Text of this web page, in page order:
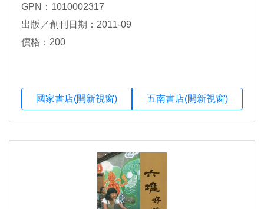
GPN：1010002317
出版／創刊日期：2011-09
價格：200
國家書店(開新視窗) 五南書店(開新視窗)